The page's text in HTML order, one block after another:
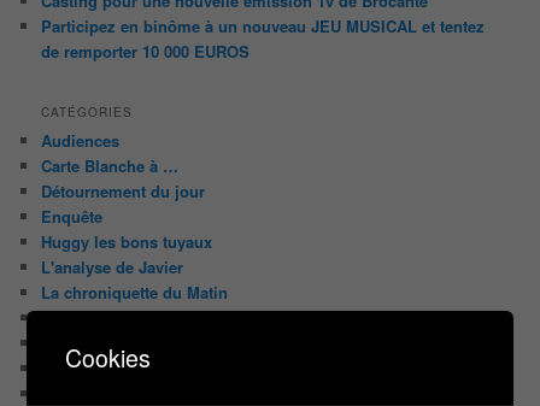
Participez en binôme à un nouveau JEU MUSICAL et tentez
de remporter 10 000 EUROS
CATÉGORIES
Audiences
Carte Blanche à …
Détournement du jour
Enquête
Huggy les bons tuyaux
L'analyse de Javier
La chroniquette du Matin
Le Candidat Masqué
Le courrier des lecteurs
Cookies